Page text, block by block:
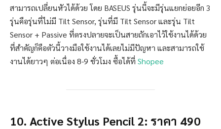
สามารถเปลี่ยนหัวได้ด้วย โดย BASEUS รุ่นนี้จะมีรุ่นแยกย่อยอีก 3
รุ่นคือรุ่นที่ไม่มี Tilt Sensor, รุ่นที่มี Tilt Sensor และรุ่น Tilt
Sensor + Passive ที่ตรงปลายจะเป็นสายถักเอาไว้ใช้งานได้ด้วย
ที่สำคัญก็คือตัวนี้วางมือใช้งานได้เลยไม่มีปัญหา และสามารถใช้
งานได้ยาวๆ ต่อเนื่อง 8-9 ชั่วโมง ซื้อได้ที่ Shopee
10. Active Stylus Pencil 2: ราคา 490